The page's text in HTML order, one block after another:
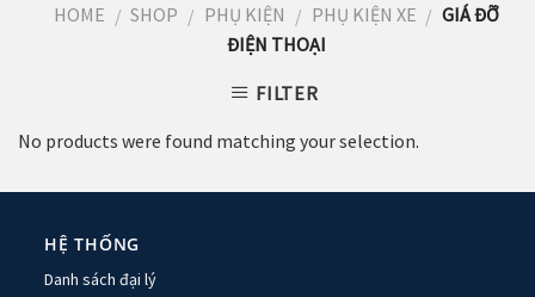
HOME / SHOP / PHỤ KIỆN / PHỤ KIỆN XE / GIÁ ĐỠ
ĐIỆN THOẠI
FILTER
No products were found matching your selection.
HỆ THỐNG
Danh sách đại lý